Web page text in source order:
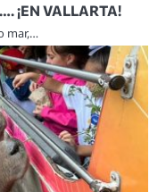
¡EN VALLARTA!
mar,…